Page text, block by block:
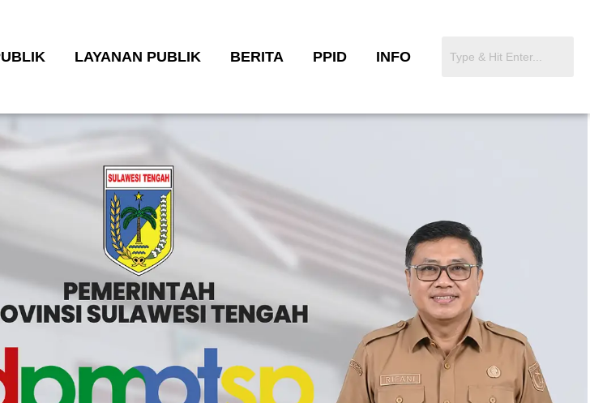
LAYANAN PUBLIK BERITA PPID INFO